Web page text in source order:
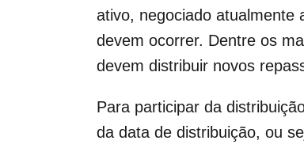
ativo, negociado atualmente
devem ocorrer. Dentre os
devem distribuir novos
Para participar da
da data de distribuição, ou